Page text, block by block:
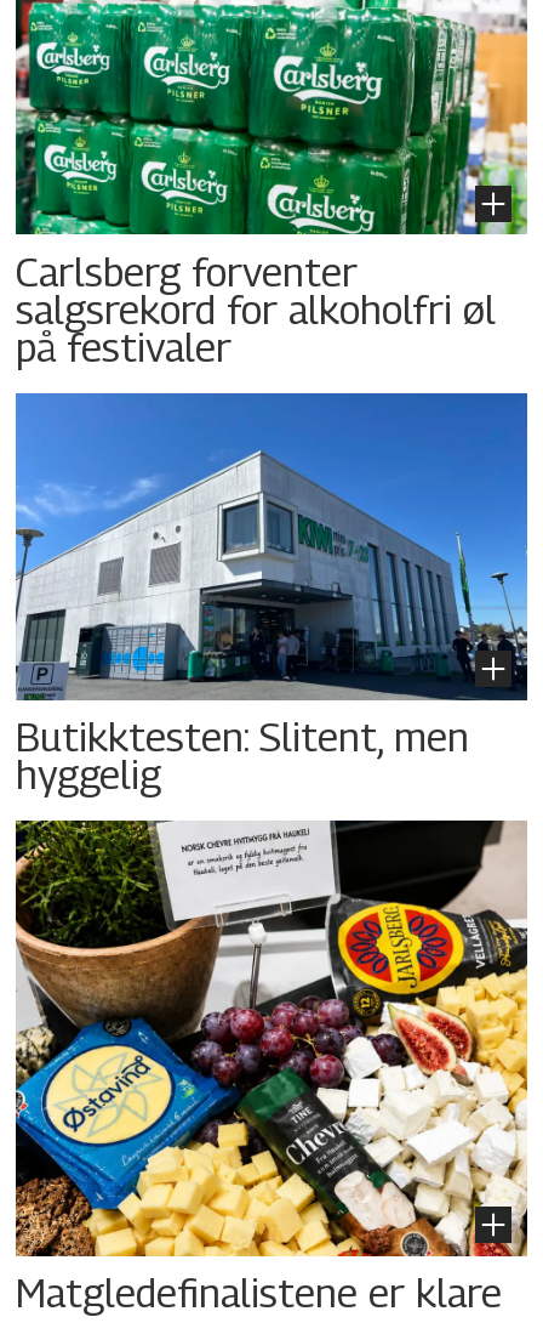
Carlsberg forventer
salgsrekord for alkoholfri øl
på festivaler
Butikktesten: Slitent, men
hyggelig
Matgledefinalistene er klare